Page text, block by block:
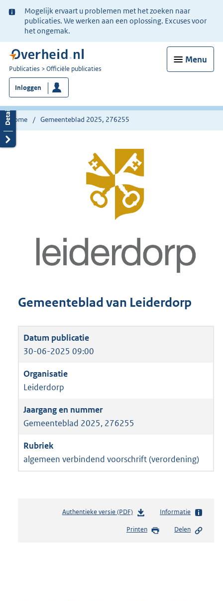
Ter
informatie:
Mogelijk ervaart u problemen met het zoeken naar
publicaties. We werken aan een oplossing. Excuses voor
het ongemak.
Menu
U
bent
nu
hier:
Publicaties Officiële publicaties
Inloggen
Home Gemeenteblad 2025, 276255
Gemeenteblad van Leiderdorp
30-06-2025 09:00
Leiderdorp
Gemeenteblad 2025, 276255
algemeen verbindend voorschrift (verordening)
Authentieke versie (PDF)b
s
Informatie
Printen Delen